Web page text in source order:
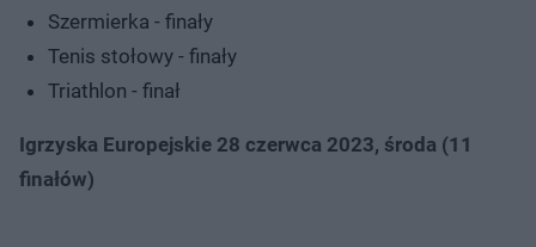
Szermierka - finały
Tenis stołowy - finały
Triathlon - finał
Igrzyska Europejskie 28 czerwca 2023, środa (11
finałów)